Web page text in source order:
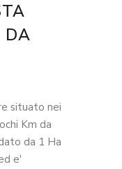
DA
situato nei
Km da
da 1 Ha
e'